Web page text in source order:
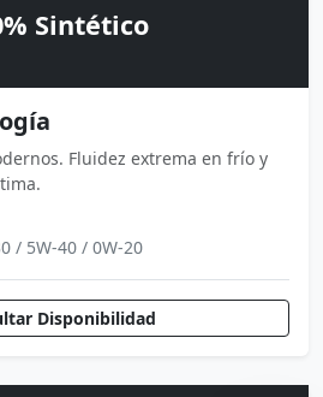
Sintético
Fluidez extrema en frío y
/ 5W-40 / 0W-20
Disponibilidad